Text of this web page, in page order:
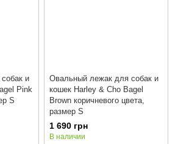
и
Pink
S
Овальный лежак для собак и
кошек Harley & Cho Bagel
Brown коричневого цвета,
размер S
1 690 грн
В наличии